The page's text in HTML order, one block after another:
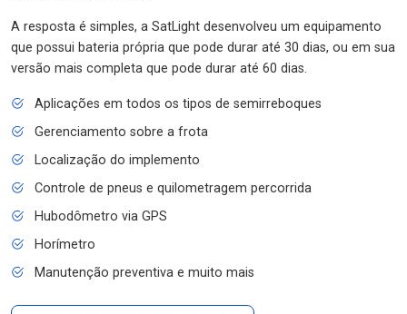
A resposta é simples, a SatLight desenvolveu um equipamento
que possui bateria própria que pode durar até 30 dias, ou em sua
versão mais completa que pode durar até 60 dias.
Aplicações em todos os tipos de semirreboques
Gerenciamento sobre a frota
Localização do implemento
Controle de pneus e quilometragem percorrida
Hubodômetro via GPS
Horímetro
Manutenção preventiva e muito mais